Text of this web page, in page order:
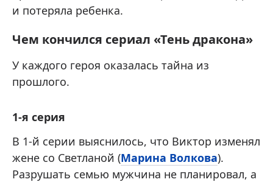
и потеряла ребенка.
Чем кончился сериал «Тень дракона»
У каждого героя оказалась тайна из
прошлого.
1-я серия
В 1-й серии выяснилось, что Виктор изменял
жене со Светланой (Марина Волкова).
Разрушать семью мужчина не планировал, а